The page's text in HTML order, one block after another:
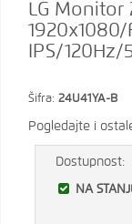
LG Monitor
1920x1080/
IPS/
Šifra: 24U41YA-B
Pogledajte i
Dostupnost:
NA